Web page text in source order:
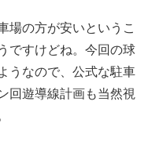
場の方が安いというこ
ですけどね。今回の球
うなので、公式な駐車
回遊導線計画も当然視